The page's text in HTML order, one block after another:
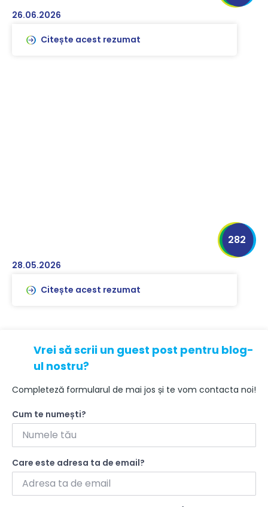
26.06.2026
Citește acest rezumat
28.05.2026
282
Citește acest rezumat
Vrei să scrii un guest post pentru blog-
ul nostru?
Completeză formularul de mai jos și te vom contacta noi!
Cum te numești?
Care este adresa ta de email?